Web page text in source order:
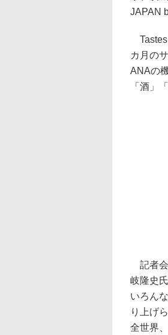
JAPAN
Tastes
カ月の
ANAの
「酒」
記者会
岐隆史
いろん
り上げ
全世界